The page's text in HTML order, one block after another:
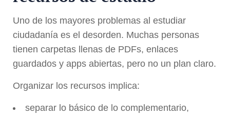
Uno de los mayores problemas al estudiar
ciudadanía es el desorden. Muchas personas
tienen carpetas llenas de PDFs, enlaces
guardados y apps abiertas, pero no un plan claro.
Organizar los recursos implica:
separar lo básico de lo complementario,